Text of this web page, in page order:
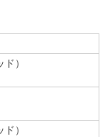
）
）